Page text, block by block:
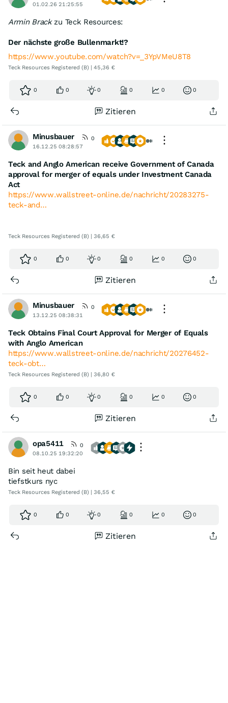
01.02.26 21:25:55
Armin Brackzu Teck Resources:
Der nächste große Bullenmarkt!?
https://www.youtube.com/watch?v=_3YpVMeU8T8
Teck Resources Registered (B) | 45,36 €
0 0 0 0 0 0
Zitieren
Minusbauer
0
16.12.25 08:28:57
Teck and Anglo American receive Government of Canada
approval for merger of equals under Investment Canada
Act
https://www.wallstreet-online.de/nachricht/20283275-
teck-and…
Teck Resources Registered (B) | 36,65 €
0 0 0 0 0 0
Zitieren
Minusbauer
0
13.12.25 08:38:31
Teck Obtains Final Court Approval for Merger of Equals
with Anglo American
https://www.wallstreet-online.de/nachricht/20276452-
teck-obt…
Teck Resources Registered (B) | 36,80 €
0 0 0 0 0 0
Zitieren
opa5411
0
08.10.25 19:32:20
Bin seit heut dabei
tiefstkurs nyc
Teck Resources Registered (B) | 36,55 €
0 0 0 0 0 0
Zitieren